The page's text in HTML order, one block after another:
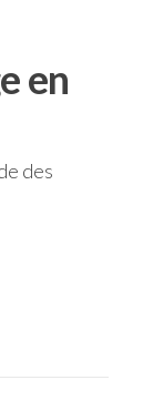
en
des